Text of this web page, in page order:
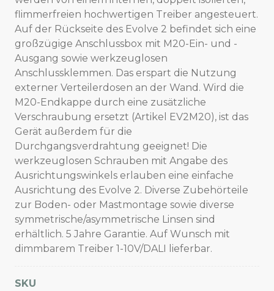
flimmerfreien hochwertigen Treiber angesteuert.
Auf der Rückseite des Evolve 2 befindet sich eine
großzügige Anschlussbox mit M20-Ein- und -
Ausgang sowie werkzeuglosen
Anschlussklemmen. Das erspart die Nutzung
externer Verteilerdosen an der Wand. Wird die
M20-Endkappe durch eine zusätzliche
Verschraubung ersetzt (Artikel EV2M20), ist das
Gerät außerdem für die
Durchgangsverdrahtung geeignet! Die
werkzeuglosen Schrauben mit Angabe des
Ausrichtungswinkels erlauben eine einfache
Ausrichtung des Evolve 2. Diverse Zubehörteile
zur Boden- oder Mastmontage sowie diverse
symmetrische/asymmetrische Linsen sind
erhältlich. 5 Jahre Garantie. Auf Wunsch mit
dimmbarem Treiber 1-10V/DALI lieferbar.
SKU